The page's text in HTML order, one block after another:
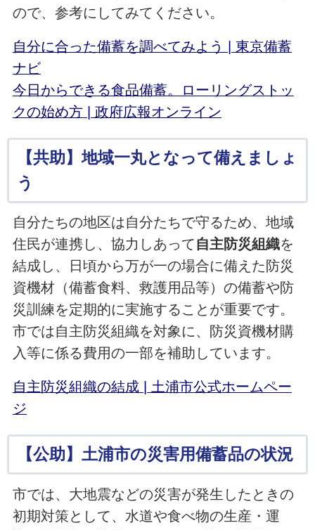
ので、参考にしてみてください。
自分に合った備蓄を調べてみよう | 東京備蓄
ナビ
今日からできる食品備蓄。ローリングストッ
クの始め方 | 政府広報オンライン
【共助】地域一丸となって備えましょ
う
自分たちの地区は自分たちで守るため、地域
住民が連携し、協力しあって自主防災組織を
結成し、日頃から万が一の場合に備えた防災
資機材（備蓄食料、救護用品等）の備蓄や防
災訓練を定期的に実施することが重要です。
市では自主防災組織を対象に、防災資機材購
入等に係る費用の一部を補助しています。
自主防災組織の結成 | 土浦市公式ホームペー
ジ
【公助】土浦市の災害用備蓄品の状況
市では、大地震などの災害が発生したときの
初期対策として、水道や食べ物の生産・運